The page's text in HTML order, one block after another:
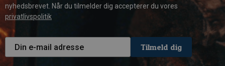
nyhedsbrevet. Når du tilmelder dig accepterer du vores
privatlivspolitik
Tilmeld dig